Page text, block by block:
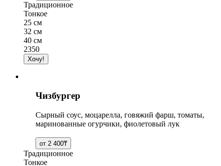
Традиционное
Тонкое
25 см
32 см
40 см
2350
Чизбургер
Сырный соус, моцарелла, говяжий фарш, томаты,
маринованные огурчики, фиолетовый лук
Традиционное
Тонкое